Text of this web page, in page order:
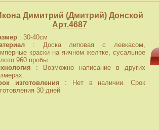
Димитрий (Дмитрий) Донской
Арт.4687
: 30-40см
: Доска липовая с левкасом,
краски на яичном желтке, сусальное
960 пробы.
: Возможно написание в других
изготовления : Нет в наличии. Срок
30 дней